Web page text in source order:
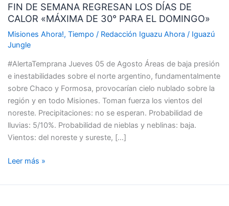
FIN DE SEMANA REGRESAN LOS DÍAS DE
CALOR «MÁXIMA DE 30° PARA EL DOMINGO»
Misiones Ahora!, Tiempo / Redacción Iguazu Ahora / Iguazú
Jungle
#AlertaTemprana Jueves 05 de Agosto Áreas de baja presión
e inestabilidades sobre el norte argentino, fundamentalmente
sobre Chaco y Formosa, provocarían cielo nublado sobre la
región y en todo Misiones. Toman fuerza los vientos del
noreste. Precipitaciones: no se esperan. Probabilidad de
lluvias: 5/10%. Probabilidad de nieblas y neblinas: baja.
Vientos: del noreste y sureste, […]
SEMANA
REGRESAN
LOS
DÍAS
CALOR
«MÁXIMA
DE
30°
PARA
EL
DOMINGO»
Leer más »